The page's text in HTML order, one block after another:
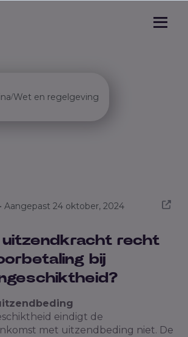
/Wet en regelgeving
Aangepast 24 oktober, 2024
uitzendkracht recht
bij
eindigt de
met uitzendbeding niet. De